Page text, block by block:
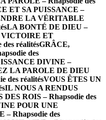
ET SA PUISSANCE –
LA VÉRITABLE
LA BONTÉ DE DIEU –
VICTOIRE ET
réalitésGRÂCE,
des
DIVINE –
LA PAROLE DE DIEU
des réalitésVOUS ÊTES UN
IL NOUS A RENDUS
ROIS – Rhapsodie des
POUR UNE
Rhapsodie des